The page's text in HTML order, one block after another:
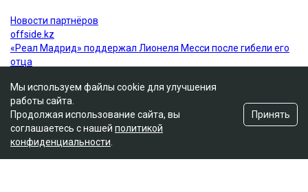
Мы используем файлы cookie для улучшения
работы сайта.
Продолжая использование сайта, вы
соглашаетесь с нашей политикой
конфиденциальности
Принять